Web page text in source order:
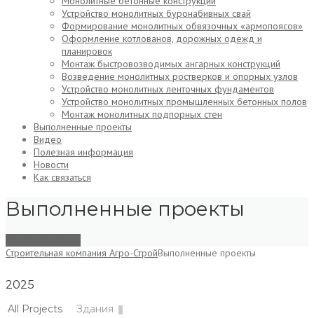
Устройство монолитных буронабивных свай
Формирование монолитных обвязочных «армопоясов»
Оформление котлованов, дорожных одежд и
планировок
Монтаж быстровозводимых ангарных конструкций
Возведение монолитных ростверков и опорных узлов
Устройство монолитных ленточных фундаментов
Устройство монолитных промышленных бетонных полов
Монтаж монолитных подпорных стен
Выполненные проекты
Видео
Полезная информация
Новости
Как связаться
Выполненные проекты
Строительная компания Агро-СтройВыполненные проекты
2025
All Projects Здания